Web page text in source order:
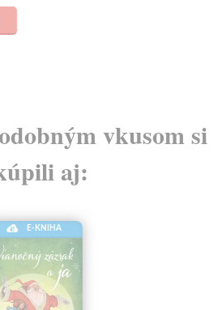
vkusom si
aj:
E-KNIHA